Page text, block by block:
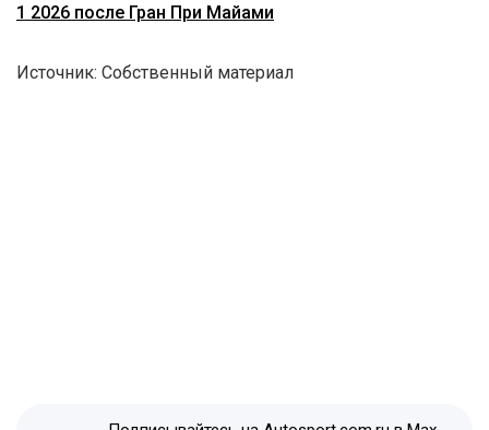
1 2026 после Гран При Майами
Источник: Собственный материал